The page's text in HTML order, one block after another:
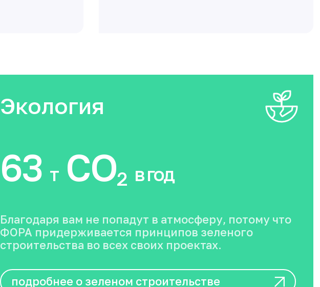
Экология
63 тCO2 в год
Благодаря вам не попадут в атмосферу, потому что
ФОРА придерживается принципов зеленого
строительства во всех своих проектах.
подробнее о зеленом строительстве